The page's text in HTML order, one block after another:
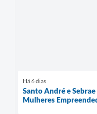
Há 6 dias
Santo André e
Mulheres